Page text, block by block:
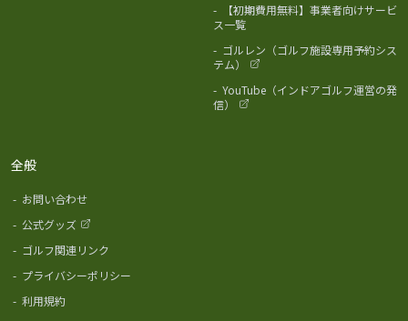
-
【初期費用無料】事業者向けサービ
ス一覧
- ゴルレン（ゴルフ施設専用予約シス
テム）
- YouTube（インドアゴルフ運営の発
信）
全般
- お問い合わせ
- 公式グッズ
- ゴルフ関連リンク
- プライバシーポリシー
- 利用規約